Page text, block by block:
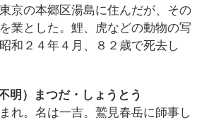
京の本郷区湯島に住んだが、その
業とした。鯉、虎などの動物の写
和２４年４月、８２歳で死去し
明）まつだ・しょうとう
れ。名は一吉。鷲見春岳に師事し